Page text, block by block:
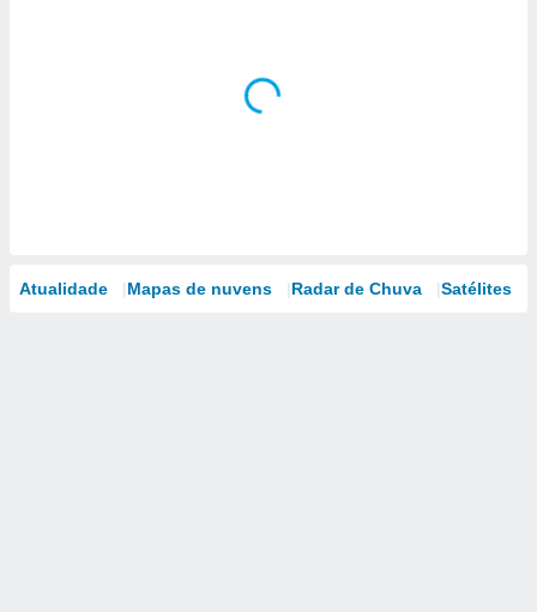
Atualidade Mapas de nuvens Radar de Chuva Satélites